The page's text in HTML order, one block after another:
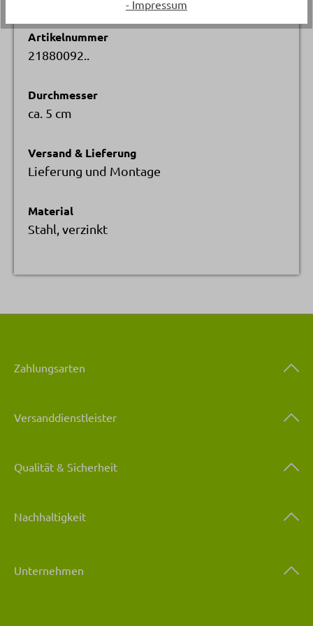
Artikelnummer
21880092..
Durchmesser
ca. 5 cm
Versand & Lieferung
Lieferung und Montage
Material
Stahl, verzinkt
Zahlungsarten
Versanddienstleister
Qualität & Sicherheit
Nachhaltigkeit
Unternehmen
- Impressum